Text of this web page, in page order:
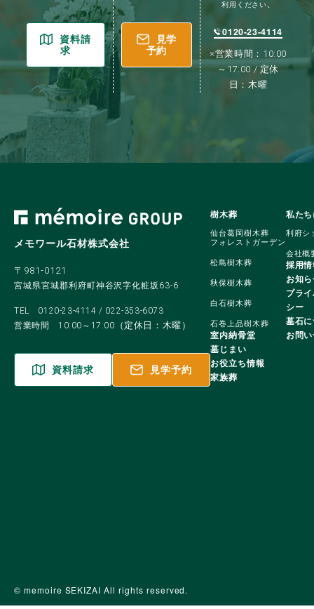
資料請
求
見学
予約
利用ください。
0120-23-4114
※営業時間：10:00
～17:00 / 定休
日：木曜
メモワール石材株式会社
〒981-0121
宮城県宮城郡利府町神谷沢字化粧坂63-6
TEL 0120-23-4114 / 022-353-6073
営業時間 10:00～17:00 （定休日：木曜）
資料請求 見学予約
樹木葬
仙台葛岡樹木葬
フォレストガーデン
松島樹木葬
秋保樹木葬
白石樹木葬
石巻上品樹木葬
室内納骨堂
墓じまい
お役立ち情報
家族葬
私た
利府シ
会社概
採用
お知
プラ
シー
墓石
お問
© memoire SEKIZAI All rights reserved.